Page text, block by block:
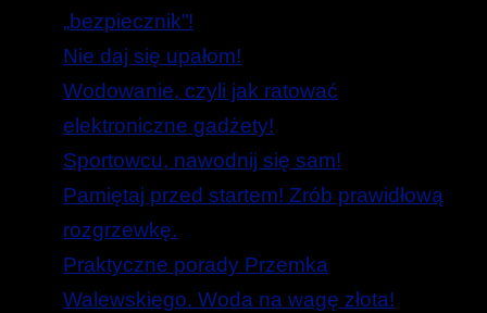
„bezpiecznik”!
Nie daj się upałom!
Wodowanie, czyli jak ratować
elektroniczne gadżety!
Sportowcu, nawodnij się sam!
Pamiętaj przed startem! Zrób prawidłową
rozgrzewkę.
Praktyczne porady Przemka
Walewskiego. Woda na wagę złota!